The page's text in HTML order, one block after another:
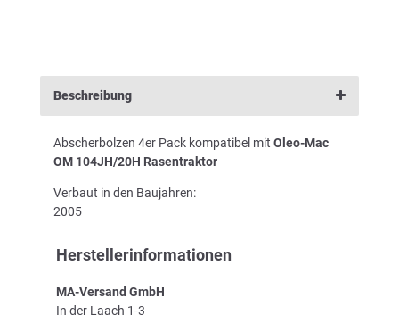
Beschreibung
Abscherbolzen 4er Pack kompatibel mit Oleo-Mac
OM 104JH/20H Rasentraktor
Verbaut in den Baujahren:
2005
Herstellerinformationen
MA-Versand GmbH
In der Laach 1-3